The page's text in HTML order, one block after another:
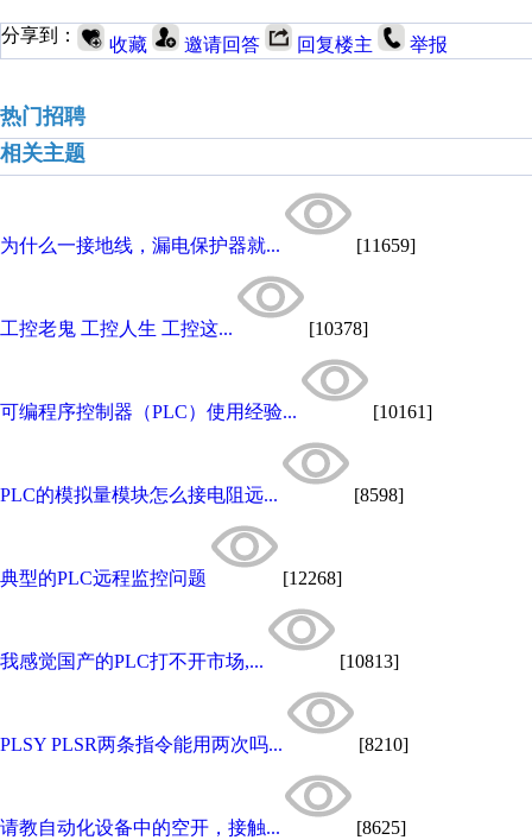
分享到： 收藏 邀请回答 回复楼主 举报
热门招聘
相关主题
为什么一接地线，漏电保护器就... [11659]
工控老鬼 工控人生 工控这... [10378]
可编程序控制器（PLC）使用经验... [10161]
PLC的模拟量模块怎么接电阻远... [8598]
典型的PLC远程监控问题 [12268]
我感觉国产的PLC打不开市场,... [10813]
PLSY PLSR两条指令能用两次吗... [8210]
请教自动化设备中的空开，接触... [8625]